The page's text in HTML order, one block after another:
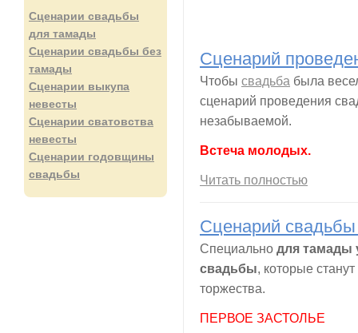
Сценарии свадьбы
для тамады
Сценарии свадьбы без
тамады
Сценарии выкупа
невесты
Сценарии сватовства
невесты
Сценарии годовщины
свадьбы
Сценарий
Чтобы свадьба была
сценарий проведения
незабываемой.
Встеча молодых.
Читать полностью
Сценарий
Специально для тамады
свадьбы, которые
торжества.
ПЕРВОЕ ЗАСТОЛЬЕ